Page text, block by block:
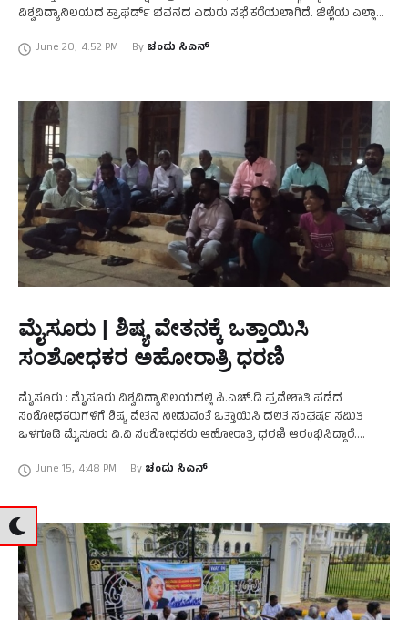
ವಿಶ್ವವಿದ್ಯಾನಿಲಯದ ಕ್ರಾಫರ್ಡ್ ಭವನದ ಎದುರು ಸಭೆ ಕರೆಯಲಾಗಿದೆ. ಜಿಲ್ಲೆಯ ಎಲ್ಲಾ
ಸಭೆಯಲ್ಲಿ ಪಾಲ್ಗೊಂಡು …
June 20, 4:52 PM By ಚಂದು ಸಿಎನ್
ಮೈಸೂರು | ಶಿಷ್ಯ ವೇತನಕ್ಕೆ ಒತ್ತಾಯಿಸಿ
ಸಂಶೋಧಕರ ಅಹೋರಾತ್ರಿ ಧರಣಿ
ಮೈಸೂರು : ಮೈಸೂರು ವಿಶ್ವವಿದ್ಯಾನಿಲಯದಲ್ಲಿ ಪಿ.ಎಚ್.ಡಿ ಪ್ರವೇಶಾತಿ ಪಡೆದ
ಸಂಶೋಧಕರುಗಳಿಗೆ ಶಿಷ್ಯ ವೇತನ ನೀಡುವಂತೆ ಒತ್ತಾಯಿಸಿ ದಲಿತ ಸಂಘರ್ಷ ಸಮಿತಿ
ಒಳಗೂಡಿ ಮೈಸೂರು ವಿ.ವಿ ಸಂಶೋಧಕರು ಆಹೋರಾತ್ರಿ ಧರಣಿ ಆರಂಭಿಸಿದ್ದಾರೆ.
… June 15, 4:48 PM By ಚಂದು ಸಿಎನ್